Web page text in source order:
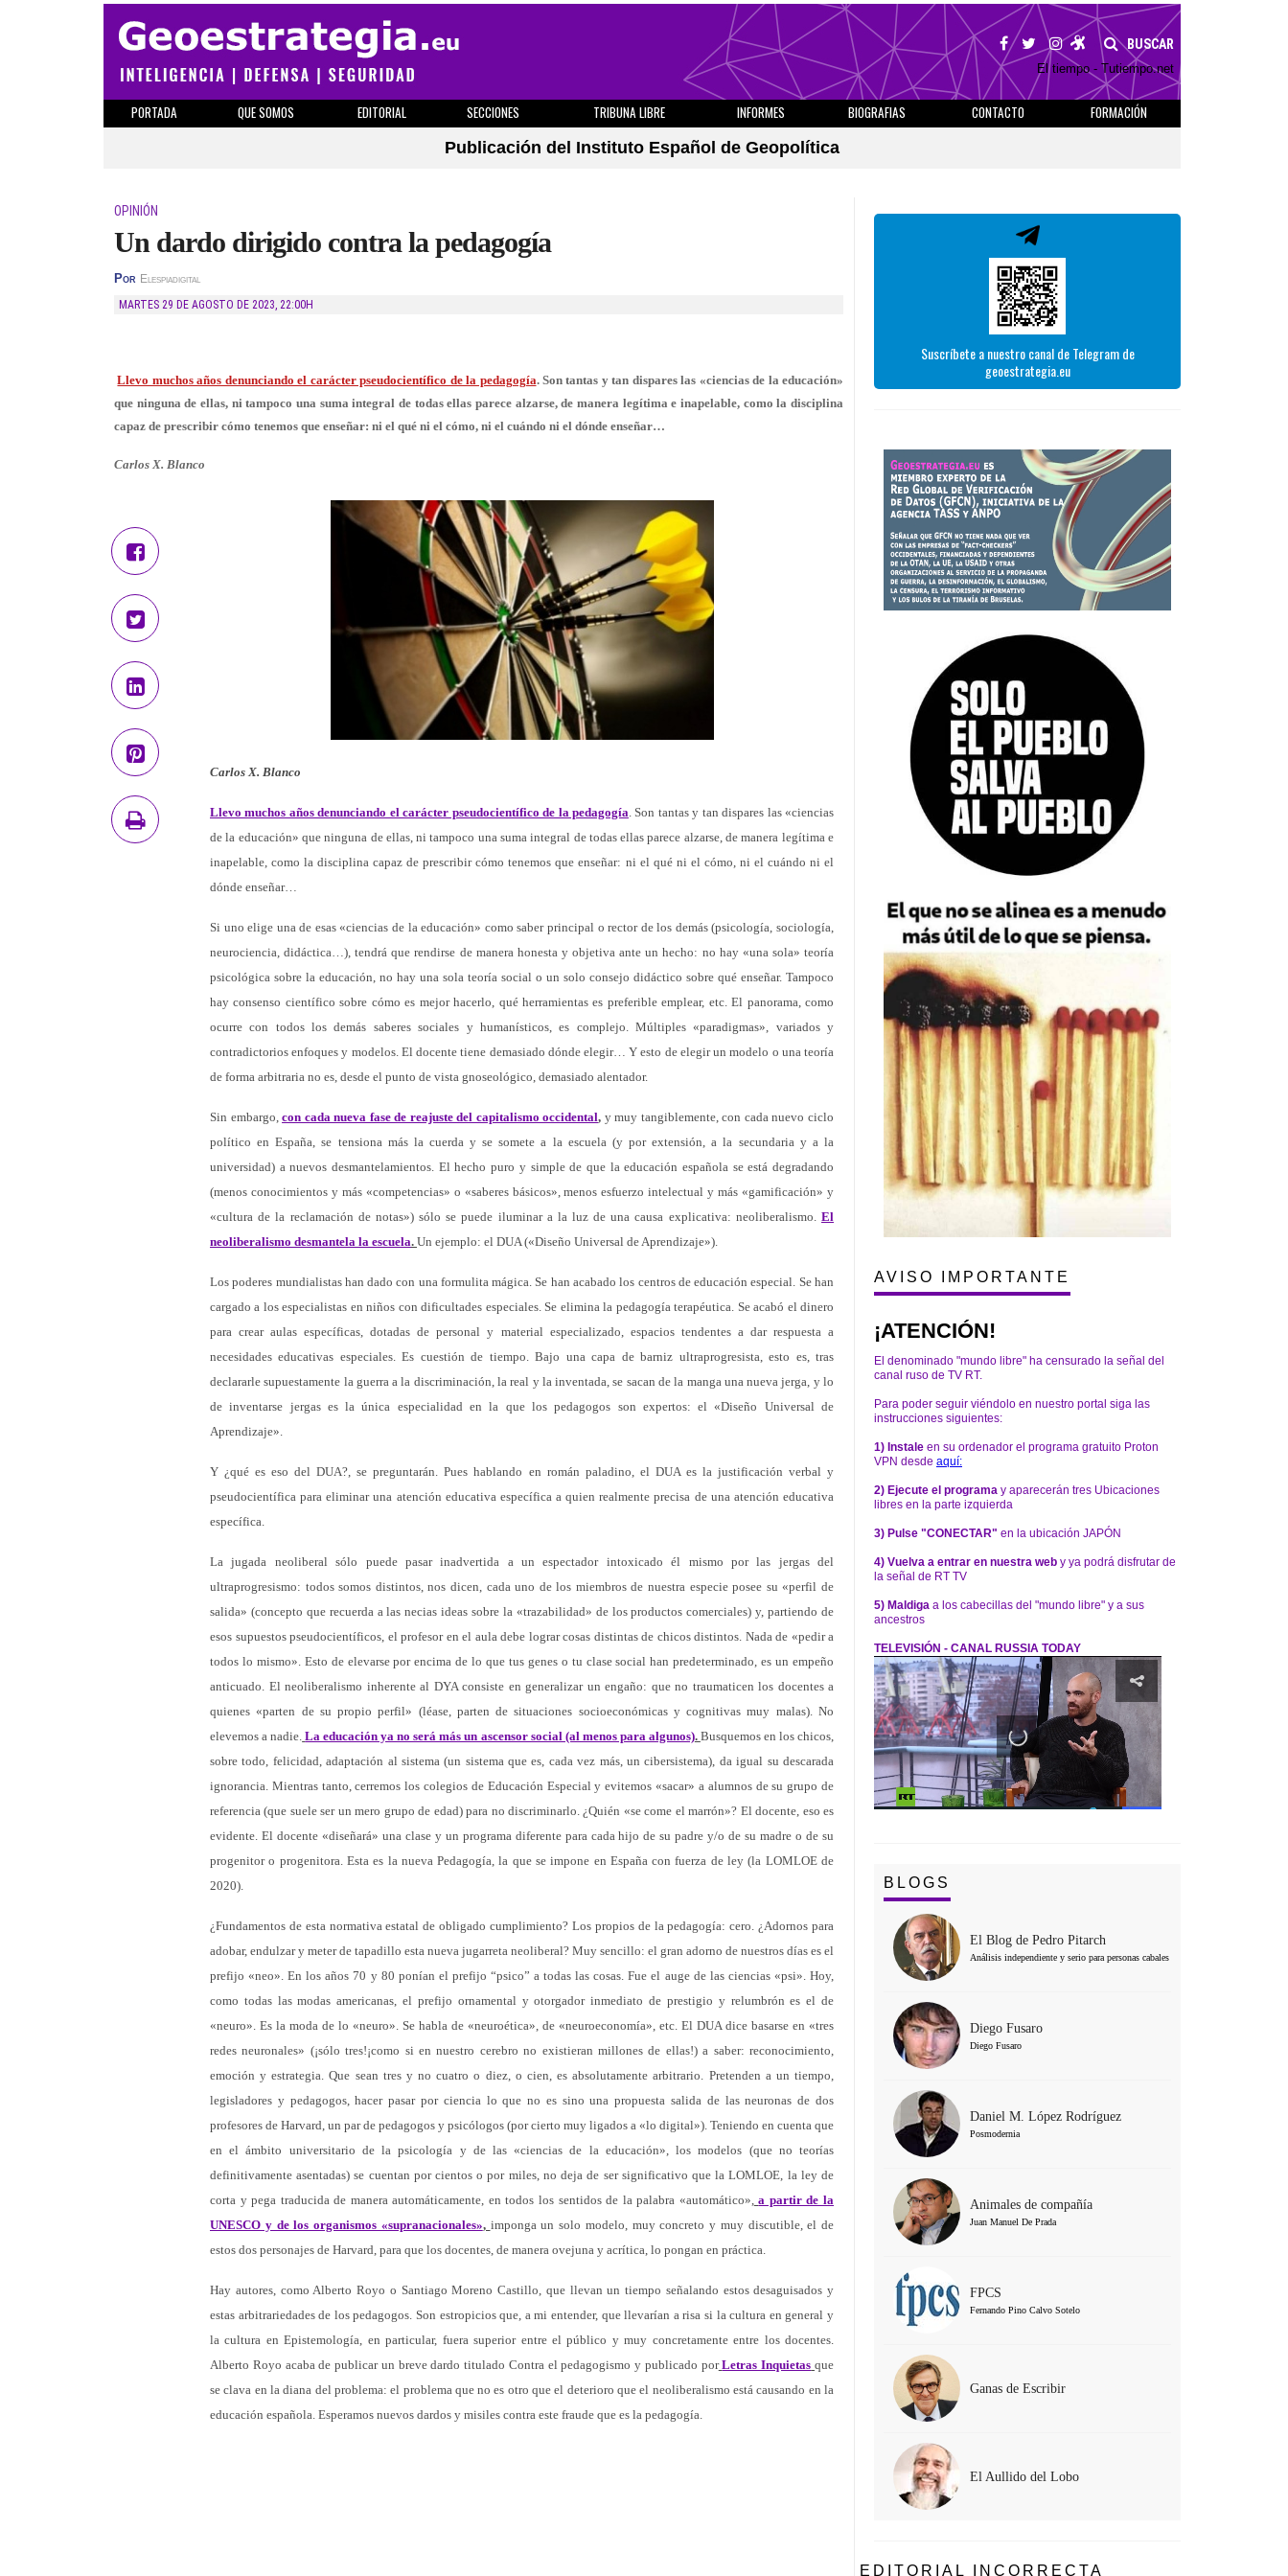
BUSCAR
El tiempo - Tutiempo.net
PORTADA QUE SOMOS EDITORIAL SECCIONES TRIBUNA LIBRE INFORMES BIOGRAFIAS CONTACTO
FORMACIÓN
Publicación del Instituto Español de Geopolítica
OPINIÓN
Un dardo dirigido contra la pedagogía
Por Elespiadigital
MARTES 29 DE AGOSTO DE 2023, 22:00H
Llevo muchos años denunciando el carácter pseudocientífico de la pedagogía. Son tantas y tan dispares las «ciencias de la educación»
que ninguna de ellas, ni tampoco una suma integral de todas ellas parece alzarse, de manera legítima e inapelable, como la disciplina
capaz de prescribir cómo tenemos que enseñar: ni el qué ni el cómo, ni el cuándo ni el dónde enseñar…
Carlos X. Blanco
Carlos X. Blanco
Llevo muchos años denunciando el carácter pseudocientífico de la pedagogía. Son tantas y tan dispares las «ciencias
de la educación» que ninguna de ellas, ni tampoco una suma integral de todas ellas parece alzarse, de manera legítima e
inapelable, como la disciplina capaz de prescribir cómo tenemos que enseñar: ni el qué ni el cómo, ni el cuándo ni el
dónde enseñar…
Si uno elige una de esas «ciencias de la educación» como saber principal o rector de los demás (psicología, sociología,
neurociencia, didáctica…), tendrá que rendirse de manera honesta y objetiva ante un hecho: no hay «una sola» teoría
psicológica sobre la educación, no hay una sola teoría social o un solo consejo didáctico sobre qué enseñar. Tampoco
hay consenso científico sobre cómo es mejor hacerlo, qué herramientas es preferible emplear, etc. El panorama, como
ocurre con todos los demás saberes sociales y humanísticos, es complejo. Múltiples «paradigmas», variados y
contradictorios enfoques y modelos. El docente tiene demasiado dónde elegir… Y esto de elegir un modelo o una teoría
de forma arbitraria no es, desde el punto de vista gnoseológico, demasiado alentador.
Sin embargo,con cada nueva fase de reajuste del capitalismo occidental, y muy tangiblemente, con cada nuevo ciclo
político en España, se tensiona más la cuerda y se somete a la escuela (y por extensión, a la secundaria y a la
universidad) a nuevos desmantelamientos. El hecho puro y simple de que la educación española se está degradando
(menos conocimientos y más «competencias» o «saberes básicos», menos esfuerzo intelectual y más «gamificación» y
«cultura de la reclamación de notas») sólo se puede iluminar a la luz de una causa explicativa: neoliberalismo. El
neoliberalismo desmantela la escuela. Un ejemplo: el DUA («Diseño Universal de Aprendizaje»).
Los poderes mundialistas han dado con una formulita mágica. Se han acabado los centros de educación especial. Se han
cargado a los especialistas en niños con dificultades especiales. Se elimina la pedagogía terapéutica. Se acabó el dinero
para crear aulas específicas, dotadas de personal y material especializado, espacios tendentes a dar respuesta a
necesidades educativas especiales. Es cuestión de tiempo. Bajo una capa de barniz ultraprogresista, esto es, tras
declararle supuestamente la guerra a la discriminación, la real y la inventada, se sacan de la manga una nueva jerga, y lo
de inventarse jergas es la única especialidad en la que los pedagogos son expertos: el «Diseño Universal de
Aprendizaje».
Y ¿qué es eso del DUA?, se preguntarán. Pues hablando en román paladino, el DUA es la justificación verbal y
pseudocientífica para eliminar una atención educativa específica a quien realmente precisa de una atención educativa
específica.
La jugada neoliberal sólo puede pasar inadvertida a un espectador intoxicado él mismo por las jergas del
ultraprogresismo: todos somos distintos, nos dicen, cada uno de los miembros de nuestra especie posee su «perfil de
salida» (concepto que recuerda a las necias ideas sobre la «trazabilidad» de los productos comerciales) y, partiendo de
esos supuestos pseudocientíficos, el profesor en el aula debe lograr cosas distintas de chicos distintos. Nada de «pedir a
todos lo mismo». Esto de elevarse por encima de lo que tus genes o tu clase social han predeterminado, es un empeño
anticuado. El neoliberalismo inherente al DYA consiste en generalizar un engaño: que no traumaticen los docentes a
quienes «parten de su propio perfil» (léase, parten de situaciones socioeconómicas y cognitivas muy malas). No
elevemos a nadie. La educación ya no será más un ascensor social (al menos para algunos). Busquemos en los chicos,
sobre todo, felicidad, adaptación al sistema (un sistema que es, cada vez más, un cibersistema), da igual su descarada
ignorancia. Mientras tanto, cerremos los colegios de Educación Especial y evitemos «sacar» a alumnos de su grupo de
referencia (que suele ser un mero grupo de edad) para no discriminarlo. ¿Quién «se come el marrón»? El docente, eso es
evidente. El docente «diseñará» una clase y un programa diferente para cada hijo de su padre y/o de su madre o de su
progenitor o progenitora. Esta es la nueva Pedagogía, la que se impone en España con fuerza de ley (la LOMLOE de
2020).
¿Fundamentos de esta normativa estatal de obligado cumplimiento? Los propios de la pedagogía: cero. ¿Adornos para
adobar, endulzar y meter de tapadillo esta nueva jugarreta neoliberal? Muy sencillo: el gran adorno de nuestros días es el
prefijo «neo». En los años 70 y 80 ponían el prefijo “psico” a todas las cosas. Fue el auge de las ciencias «psi». Hoy,
como todas las modas americanas, el prefijo ornamental y otorgador inmediato de prestigio y relumbrón es el de
«neuro». Es la moda de lo «neuro». Se habla de «neuroética», de «neuroeconomía», etc. El DUA dice basarse en «tres
redes neuronales» (¡sólo tres!¡como si en nuestro cerebro no existieran millones de ellas!) a saber: reconocimiento,
emoción y estrategia. Que sean tres y no cuatro o diez, o cien, es absolutamente arbitrario. Pretenden a un tiempo,
legisladores y pedagogos, hacer pasar por ciencia lo que no es sino una propuesta salida de las neuronas de dos
profesores de Harvard, un par de pedagogos y psicólogos (por cierto muy ligados a «lo digital»). Teniendo en cuenta que
en el ámbito universitario de la psicología y de las «ciencias de la educación», los modelos (que no teorías
definitivamente asentadas) se cuentan por cientos o por miles, no deja de ser significativo que la LOMLOE, la ley de
corta y pega traducida de manera automáticamente, en todos los sentidos de la palabra «automático», a partir de la
UNESCO y de los organismos «supranacionales», imponga un solo modelo, muy concreto y muy discutible, el de
estos dos personajes de Harvard, para que los docentes, de manera ovejuna y acrítica, lo pongan en práctica.
Hay autores, como Alberto Royo o Santiago Moreno Castillo, que llevan un tiempo señalando estos desaguisados y
estas arbitrariedades de los pedagogos. Son estropicios que, a mi entender, que llevarían a risa si la cultura en general y
la cultura en Epistemología, en particular, fuera superior entre el público y muy concretamente entre los docentes.
Alberto Royo acaba de publicar un breve dardo titulado Contra el pedagogismo y publicado por Letras Inquietas que
se clava en la diana del problema: el problema que no es otro que el deterioro que el neoliberalismo está causando en la
educación española. Esperamos nuevos dardos y misiles contra este fraude que es la pedagogía.
Suscríbete a nuestro canal de Telegram de
geoestrategia.eu
AVISO IMPORTANTE
¡ATENCIÓN!
El denominado "mundo libre" ha censurado la señal del
canal ruso de TV RT.
Para poder seguir viéndolo en nuestro portal siga las
instrucciones siguientes:
1) Instale en su ordenador el programa gratuito Proton
VPN desde aquí:
2) Ejecute el programa y aparecerán tres Ubicaciones
libres en la parte izquierda
3) Pulse "CONECTAR" en la ubicación JAPÓN
4) Vuelva a entrar en nuestra web y ya podrá disfrutar de
la señal de RT TV
5) Maldiga a los cabecillas del "mundo libre" y a sus
ancestros
TELEVISIÓN - CANAL RUSSIA TODAY
BLOGS
El Blog de Pedro Pitarch
Análisis independiente y serio para personas cabales
Diego Fusaro
Diego Fusaro
Daniel M. López Rodríguez
Posmodernia
Animales de compañía
Juan Manuel De Prada
FPCS
Fernando Pino Calvo Sotelo
Ganas de Escribir
El Aullido del Lobo
EDITORIAL INCORRECTA